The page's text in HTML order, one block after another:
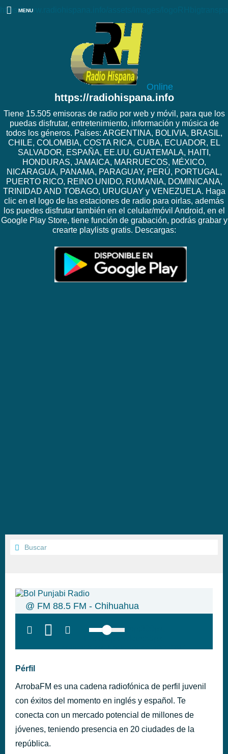
https://www.radiohispana.info/assets/images/
Online
https://radiohispana.info
Tiene 15.505 emisoras de radio por web y móvil, para que los
puedas disfrutar, entretenimiento, información y música de
todos los géneros. Países: ARGENTINA, BOLIVIA, BRASIL,
CHILE, COLOMBIA, COSTA RICA, CUBA, ECUADOR, EL
SALVADOR, ESPAÑA, EE.UU, GUATEMALA, HAITI,
HONDURAS, JAMAICA, MARRUECOS, MÉXICO,
NICARAGUA, PANAMA, PARAGUAY, PERÚ, PORTUGAL,
PUERTO RICO, REINO UNIDO, RUMANIA, DOMINICANA,
TRINIDAD AND TOBAGO, URUGUAY y VENEZUELA. Haga
clic en el logo de las estaciones de radio para oirlas, además
los puedes disfrutar también en el celular/móvil Android, en el
Google Play Store, tiene función de grabación, podrás grabar y
crearte playlists gratis. Descargas:
MENU
@ FM 88.5 FM - Chihuahua
height:28px; background:#005f79;'
Pérfil
ArrobaFM es una cadena radiofónica de perfil juvenil
con éxitos del momento en inglés y español. Te
conecta con un mercado potencial de millones de
jóvenes, teniendo presencia en 20 ciudades de la
república.